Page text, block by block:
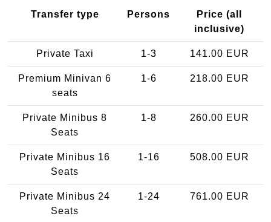
Transfer type Persons
Price (all
inclusive)
Private Taxi 1-3 141.00 EUR
Premium Minivan 6
seats
1-6 218.00 EUR
Private Minibus 8
Seats
1-8 260.00 EUR
Private Minibus 16
Seats
1-16 508.00 EUR
Private Minibus 24
Seats
1-24 761.00 EUR